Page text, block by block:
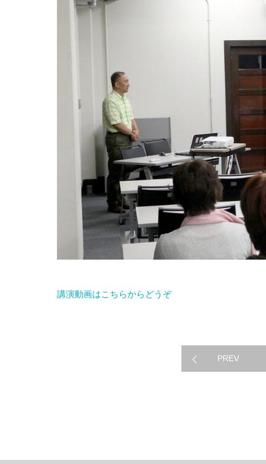
講演動画はこちらからどうぞ
PREV
過去の活動のご報告